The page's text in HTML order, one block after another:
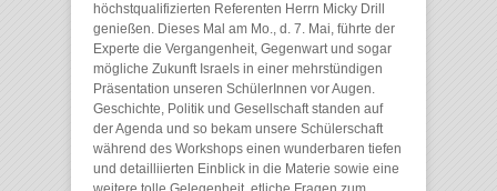
höchstqualifizierten Referenten Herrn Micky Drill
genießen. Dieses Mal am Mo., d. 7. Mai, führte der
Experte die Vergangenheit, Gegenwart und sogar
mögliche Zukunft Israels in einer mehrstündigen
Präsentation unseren SchülerInnen vor Augen.
Geschichte, Politik und Gesellschaft standen auf
der Agenda und so bekam unsere Schülerschaft
während des Workshops einen wunderbaren tiefen
und detailliierten Einblick in die Materie sowie eine